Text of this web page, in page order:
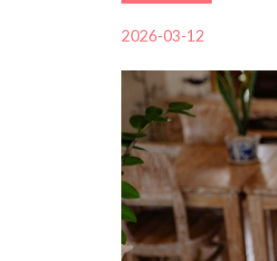
2026-03-12